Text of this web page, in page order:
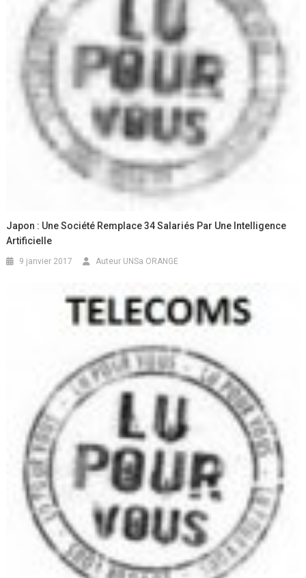
Japon : Une Société Remplace 34 Salariés Par Une Intelligence
Artificielle
9 janvier 2017 Auteur UNSa ORANGE